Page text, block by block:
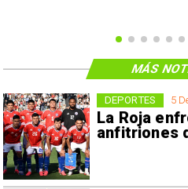
5
La Roja
anfitriones
DEPORTES
MÁS